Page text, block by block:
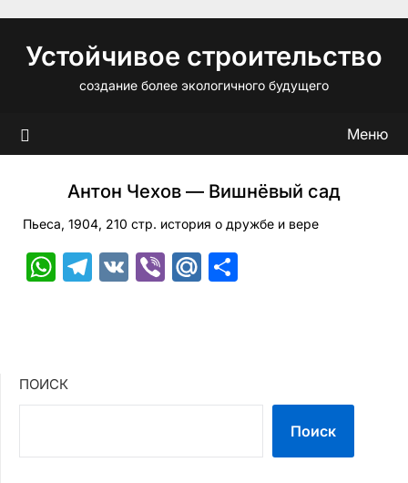
содержимому
Устойчивое строительство
создание более экологичного будущего
Меню
Антон Чехов — Вишнёвый сад
Пьеса, 1904, 210 стр. история о дружбе и вере
WhatsApp
Telegram
VK ViberMail.Ru
ПОИСК
Поиск